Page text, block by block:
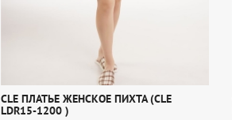
CLE ПЛАТЬЕ ЖЕНСКОЕ ПИХТА (CLE
LDR15-1200 )